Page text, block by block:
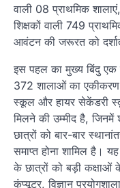
वाली 08 प्राथमिक
शिक्षकों वाली 749
आवंटन की जरूरत को
इस पहल का मुख्य बिंदु एक
372 शालाओं का एकीकरण
स्कूल और हायर सेकेंडरी
मिलने की उम्मीद है, जिनमें
छात्रों को बार-बार
समाप्त होना शामिल है।
के छात्रों को बड़ी कक्षाओं
कंप्यूटर, विज्ञान